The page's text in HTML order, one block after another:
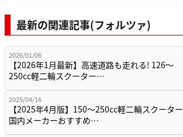
最新の関連記事(フォルツァ)
2026/01/06
【2026年1月最新】高速道路も走れる! 126～
250cc軽二輪スクーター…
2025/04/16
【2025年4月版】150～250cc軽二輪スクーター
国内メーカーおすすめ…